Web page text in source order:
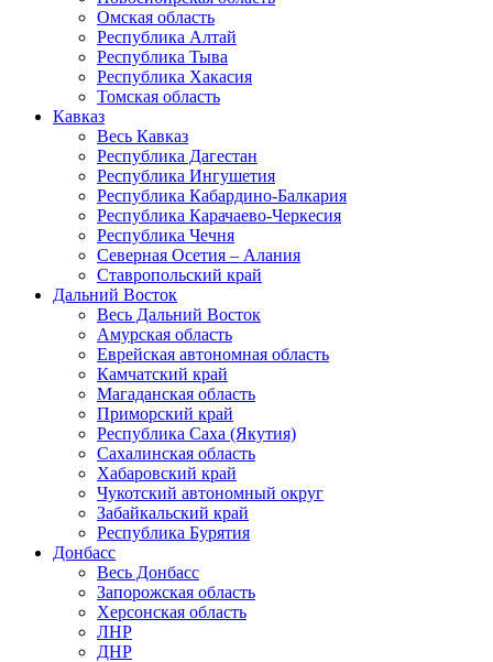
Омская область
Республика Алтай
Республика Тыва
Республика Хакасия
Томская область
Кавказ
Весь Кавказ
Республика Дагестан
Республика Ингушетия
Республика Кабардино-Балкария
Республика Карачаево-Черкесия
Республика Чечня
Северная Осетия – Алания
Ставропольский край
Дальний Восток
Весь Дальний Восток
Амурская область
Еврейская автономная область
Камчатский край
Магаданская область
Приморский край
Республика Саха (Якутия)
Сахалинская область
Хабаровский край
Чукотский автономный округ
Забайкальский край
Республика Бурятия
Донбасс
Весь Донбасс
Запорожская область
Херсонская область
ЛНР
ДНР